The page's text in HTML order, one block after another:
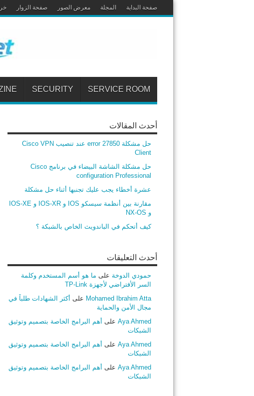
صفحة البداية المجلة معرض الصور صفحة الزوار
SERVICE ROOM
SECURITY
أحدث المقالات
حل مشكلة error 27850 عند تنصيب Cisco VPN
Client
حل مشكلة الشاشة البيضاء في برنامج Cisco
configuration Professional
عشرة أخطاء يجب عليك تجنبها أثناء حل مشكلة
مقارنة بين أنظمة سيسكو IOS و IOS-XR و IOS-XE
و NX-OS
كيف أتحكم في الباندويث الخاص بالشبكة ؟
أحدث التعليقات
حمودي الدوخة على ما هو أسم المستخدم وكلمة
السر الأفتراضي لأجهزة TP-Link
Mohamed Ibrahim Atta على أكثر الشهادات طلباً في
مجال الأمن والحماية
Aya Ahmed على أهم البرامج الخاصة بتصميم وتوثيق
الشبكات
Aya Ahmed على أهم البرامج الخاصة بتصميم وتوثيق
الشبكات
Aya Ahmed على أهم البرامج الخاصة بتصميم وتوثيق
الشبكات